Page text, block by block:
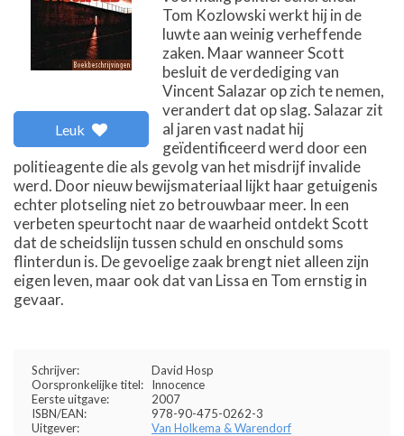
Leuk
Tom Kozlowski werkt hij in de
luwte aan weinig verheffende
zaken. Maar wanneer Scott
besluit de verdediging van
Vincent Salazar op zich te nemen,
verandert dat op slag. Salazar zit
al jaren vast nadat hij
geïdentificeerd werd door een
politieagente die als gevolg van het misdrijf invalide
werd. Door nieuw bewijsmateriaal lijkt haar getuigenis
echter plotseling niet zo betrouwbaar meer. In een
verbeten speurtocht naar de waarheid ontdekt Scott
dat de scheidslijn tussen schuld en onschuld soms
flinterdun is. De gevoelige zaak brengt niet alleen zijn
eigen leven, maar ook dat van Lissa en Tom ernstig in
gevaar.
Schrijver:
David Hosp
Oorspronkelijke titel:
Innocence
Eerste uitgave:
2007
ISBN/EAN:
978-90-475-0262-3
Uitgever:
Van Holkema & Warendorf